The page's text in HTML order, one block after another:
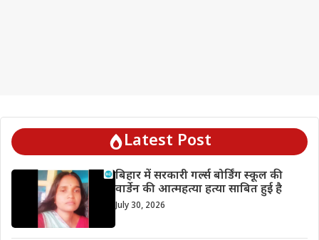
Latest Post
बिहार में सरकारी गर्ल्स बोर्डिंग स्कूल की
वार्डेन की आत्महत्या हत्या साबित हुई है
July 30, 2026